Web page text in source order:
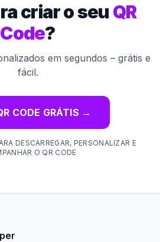
criar o seu QR
Code?
em segundos – grátis e
fácil.
CODE GRÁTIS →
DESCARREGAR, PERSONALIZAR E
O QR CODE